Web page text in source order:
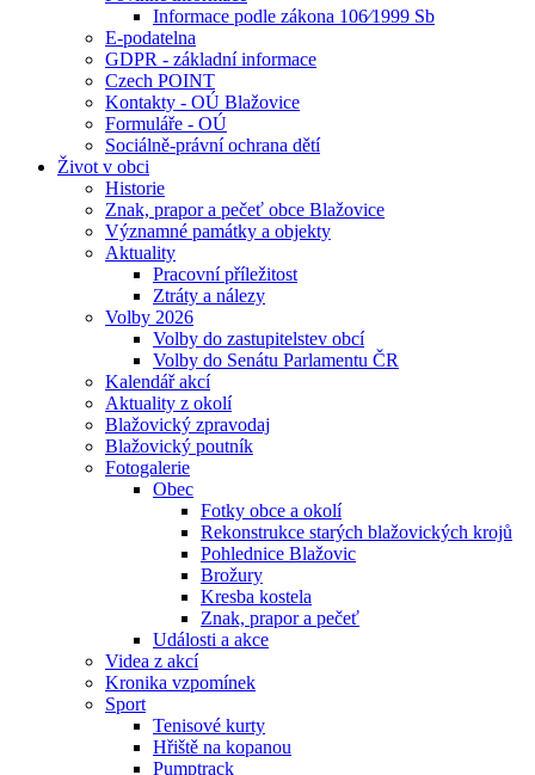
Informace podle zákona 106⁄1999 Sb
E-podatelna
GDPR - základní informace
Czech POINT
Kontakty - OÚ Blažovice
Formuláře - OÚ
Sociálně-právní ochrana dětí
Život v obci
Historie
Znak, prapor a pečeť obce Blažovice
Významné památky a objekty
Aktuality
Pracovní příležitost
Ztráty a nálezy
Volby 2026
Volby do zastupitelstev obcí
Volby do Senátu Parlamentu ČR
Kalendář akcí
Aktuality z okolí
Blažovický zpravodaj
Blažovický poutník
Fotogalerie
Obec
Fotky obce a okolí
Rekonstrukce starých blažovických krojů
Pohlednice Blažovic
Brožury
Kresba kostela
Znak, prapor a pečeť
Události a akce
Videa z akcí
Kronika vzpomínek
Sport
Tenisové kurty
Hřiště na kopanou
Pumptrack